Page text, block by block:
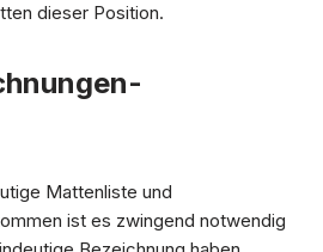
dieser Position.
Mattenliste und
ist es zwingend notwendig